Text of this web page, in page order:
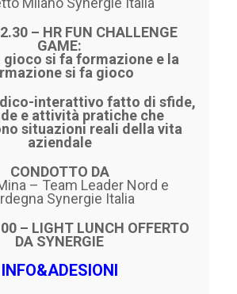
– HR FUN CHALLENGE
GAME:
gioco si fa formazione e la
si fa gioco
interattivo fatto di sfide,
e attività pratiche che
situazioni reali della vita
aziendale
CONDOTTO DA
– Team Leader Nord e
Synergie Italia
– LIGHT LUNCH OFFERTO
DA SYNERGIE
INFO&ADESIONI